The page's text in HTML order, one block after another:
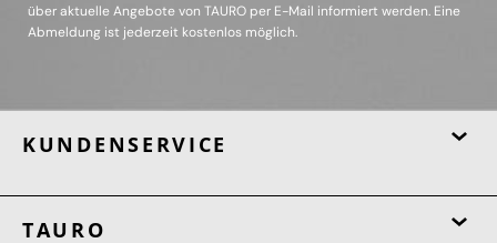
über aktuelle Angebote von TAURO per E-Mail informiert werden. Eine
Abmeldung ist jederzeit kostenlos möglich.
KUNDENSERVICE
TAURO